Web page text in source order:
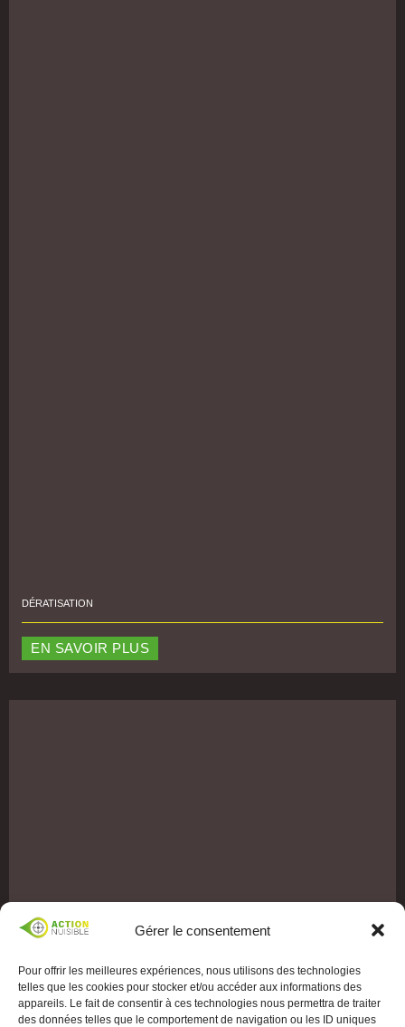
Gérer le consentement
Pour offrir les meilleures expériences, nous utilisons des technologies
telles que les cookies pour stocker et/ou accéder aux informations des
appareils. Le fait de consentir à ces technologies nous permettra de traiter
des données telles que le comportement de navigation ou les ID uniques
DÉRATISATION
EN SAVOIR PLUS